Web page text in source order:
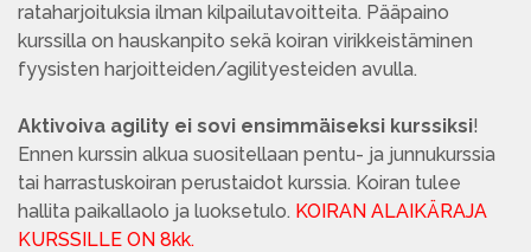
rataharjoituksia ilman kilpailutavoitteita. Pääpaino
kurssilla on hauskanpito sekä koiran virikkeistäminen
fyysisten harjoitteiden/agilityesteiden avulla.
Aktivoiva agility ei sovi ensimmäiseksi kurssiksi!
Ennen kurssin alkua suositellaan pentu- ja junnukurssia
tai harrastuskoiran perustaidot kurssia. Koiran tulee
hallita paikallaolo ja luoksetulo. KOIRAN ALAIKÄRAJA
KURSSILLE ON 8kk.